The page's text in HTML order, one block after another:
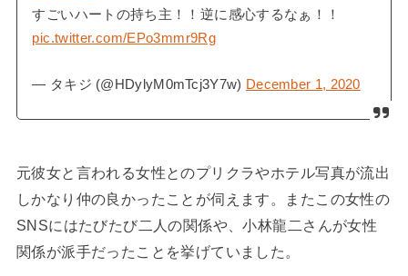
すごいハートの持ち主！！逆に感心するなぁ！！
pic.twitter.com/EPo3mmr9Rg
— タキジ (@HDylyM0mTcj3Y7w) December 1, 2020
元彼女と言われる女性とのプリクラやホテル写真が流出
しかなり仲の良かったことが伺えます。またこの女性の
SNSにはたびたび二人の関係や、小林龍二さんが女性
関係が派手だったことを挙げていました。